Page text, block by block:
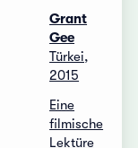
Grant
Gee
Türkei,
2015
Eine
filmische
Lektüre